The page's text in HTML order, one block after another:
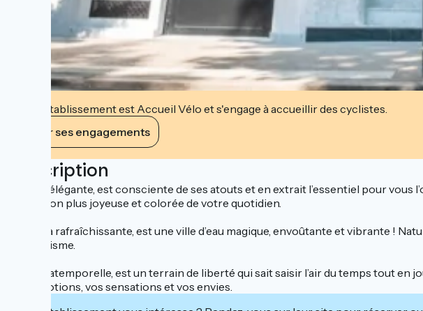
Cet établissement est Accueil Vélo et s'engage à accueillir des cyclistes.
Voir ses engagements
Description
Vichy, l’élégante, est consciente de ses atouts et en extrait l’essentiel pour
une vision plus joyeuse et colorée de votre quotidien.
Vichy, la rafraîchissante, est une ville d’eau magique, envoûtante et vibrante !
d’optimisme.
Vichy, l’atemporelle, est un terrain de liberté qui sait saisir l’air du temps tout
vos émotions, vos sensations et vos envies.